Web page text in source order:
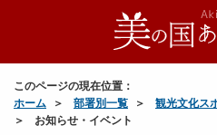
このページの現在位置：
ホーム
部署別一覧 観光文化ス
お知らせ・イベント